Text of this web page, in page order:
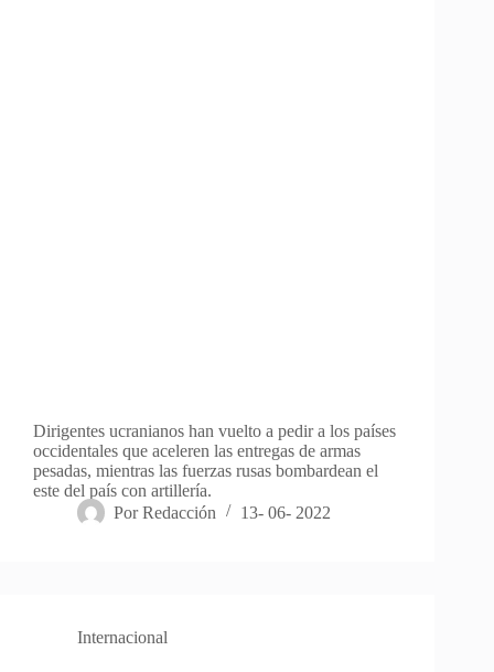
Dirigentes ucranianos han vuelto a pedir a los países
occidentales que aceleren las entregas de armas
pesadas, mientras las fuerzas rusas bombardean el
este del país con artillería.
Por Redacción 13- 06- 2022
Internacional